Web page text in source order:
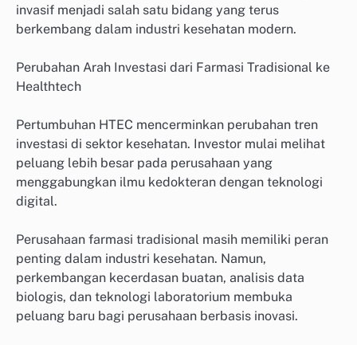
invasif menjadi salah satu bidang yang terus
berkembang dalam industri kesehatan modern.
Perubahan Arah Investasi dari Farmasi Tradisional ke
Healthtech
Pertumbuhan HTEC mencerminkan perubahan tren
investasi di sektor kesehatan. Investor mulai melihat
peluang lebih besar pada perusahaan yang
menggabungkan ilmu kedokteran dengan teknologi
digital.
Perusahaan farmasi tradisional masih memiliki peran
penting dalam industri kesehatan. Namun,
perkembangan kecerdasan buatan, analisis data
biologis, dan teknologi laboratorium membuka
peluang baru bagi perusahaan berbasis inovasi.